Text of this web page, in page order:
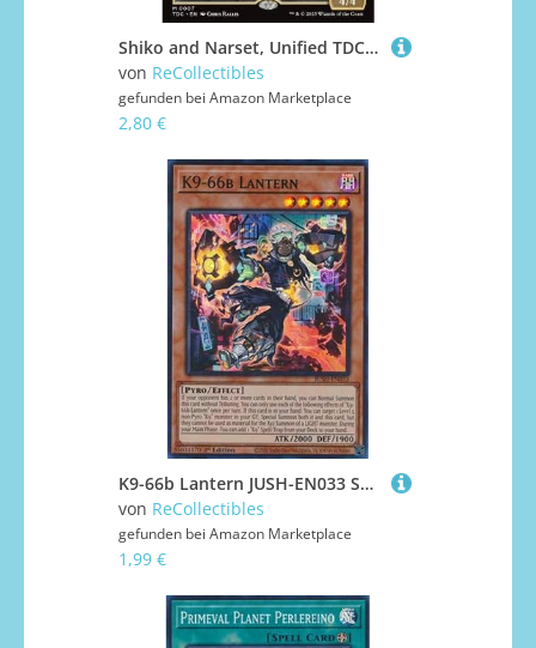
Shiko and Narset, Unified TDC-7 Mythic Englisch Boosterfrisch - Commander: Tarkir: Dragonstorm - mit ReCollectibles-Versandschutz - für Magic/MTG
von ReCollectibles
gefunden bei Amazon Marketplace
2,80 €
K9-66b Lantern JUSH-EN033 Super Rare Englisch Boosterfrisch 1. Auflage - Justice Hunters - mit ReCollectibles-Versandschutz - für Yu-Gi-Oh!
von ReCollectibles
gefunden bei Amazon Marketplace
1,99 €